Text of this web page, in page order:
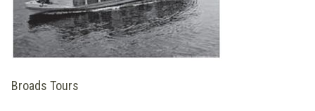
Broads Tours